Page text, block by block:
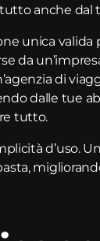
anche dal
unica
da
di
dalle tue
tutto.
d’uso.